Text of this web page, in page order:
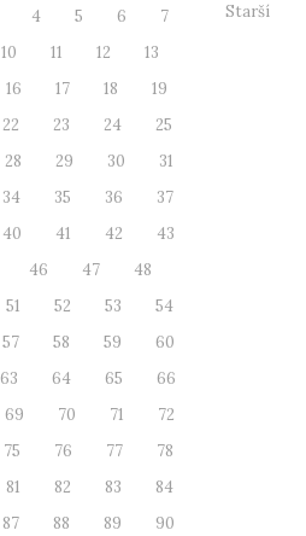
4 5 6
7
10 11 12
13
16 17 18
19
22 23 24
25
28 29 30
31
34 35 36
37
40 41 42
43
46 47
48
51 52 53
54
57 58 59
60
63 64 65
66
69 70 71
72
75 76 77
78
81 82 83
84
87 88 89
90
Starší